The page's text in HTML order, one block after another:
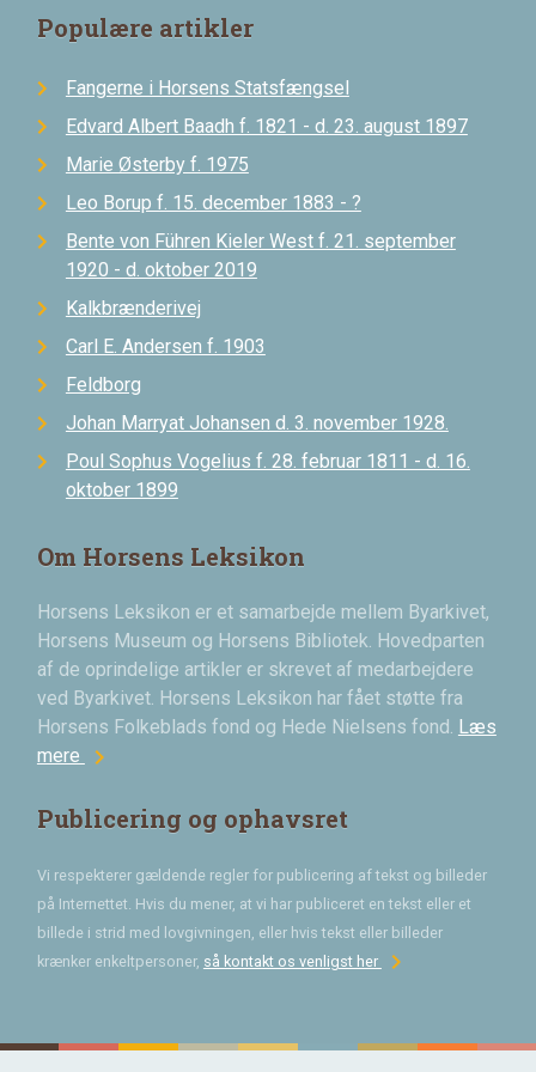
Populære artikler
Fangerne i Horsens Statsfængsel
Edvard Albert Baadh f. 1821 - d. 23. august 1897
Marie Østerby f. 1975
Leo Borup f. 15. december 1883 - ?
Bente von Führen Kieler West f. 21. september
1920 - d. oktober 2019
Kalkbrænderivej
Carl E. Andersen f. 1903
Feldborg
Johan Marryat Johansen d. 3. november 1928.
Poul Sophus Vogelius f. 28. februar 1811 - d. 16.
oktober 1899
Om Horsens Leksikon
Horsens Leksikon er et samarbejde mellem Byarkivet,
Horsens Museum og Horsens Bibliotek. Hovedparten
af de oprindelige artikler er skrevet af medarbejdere
ved Byarkivet. Horsens Leksikon har fået støtte fra
Horsens Folkeblads fond og Hede Nielsens fond. Læs
mere chevron_right
Publicering og ophavsret
Vi respekterer gældende regler for publicering af tekst og billeder
på Internettet. Hvis du mener, at vi har publiceret en tekst eller et
billede i strid med lovgivningen, eller hvis tekst eller billeder
krænker enkeltpersoner, så kontakt os venligst herchevron_right